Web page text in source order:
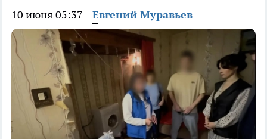
10 июня 05:37 Евгений Муравьев